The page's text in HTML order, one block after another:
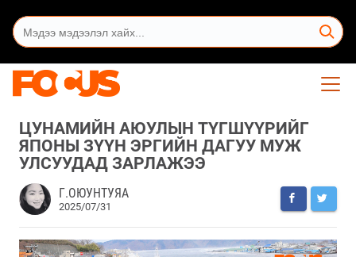
ЦУНАМИЙН АЮУЛЫН ТҮГШҮҮРИЙГ
ЯПОНЫ ЗҮҮН ЭРГИЙН ДАГУУ МУЖ
УЛСУУДАД ЗАРЛАЖЭЭ
Г.ОЮУНТУЯА
2025/07/31